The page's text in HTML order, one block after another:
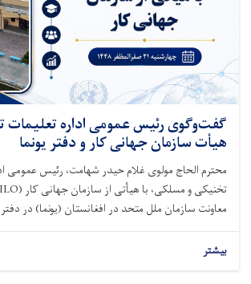
گفت‌وگوی رئیس عمومی اداره تعلیمات
هیأت سازمان جهانی کار و دفتر یونما
محترم الحاج مولوی غلام حیدر شهامت، رئیس عمومی
معاونت سازمان ملل متحد در افغانستان (یونما) در
بیشتر